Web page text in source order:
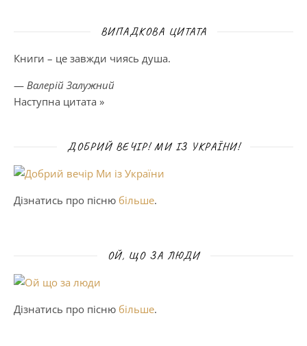
ВИПАДКОВА ЦИТАТА
Книги – це завжди чиясь душа.
— Валерій Залужний
Наступна цитата »
ДОБРИЙ ВЕЧІР! МИ ІЗ УКРАЇНИ!
Дізнатись про пісню більше.
ОЙ, ЩО ЗА ЛЮДИ
Дізнатись про пісню більше.